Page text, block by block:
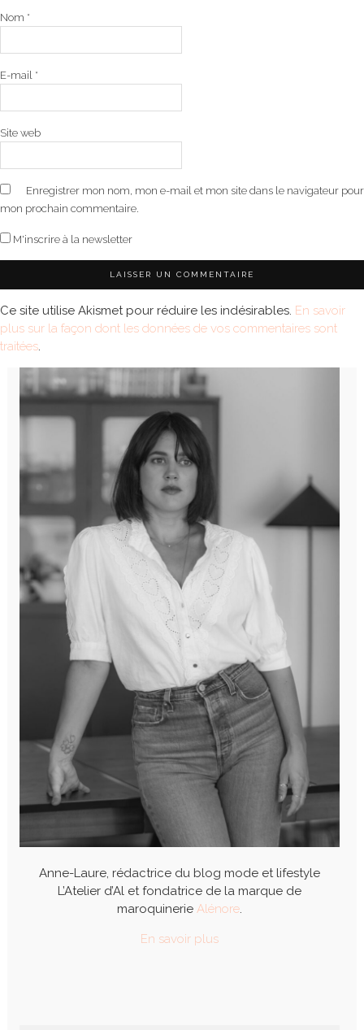
Nom *
E-mail *
Site web
Enregistrer mon nom, mon e-mail et mon site dans le navigateur pour
mon prochain commentaire.
M'inscrire à la newsletter
Ce site utilise Akismet pour réduire les indésirables. En savoir
plus sur la façon dont les données de vos commentaires sont
traitées.
Anne-Laure, rédactrice du blog mode et lifestyle
L’Atelier d’Al et fondatrice de la marque de
maroquinerie Alénore.
En savoir plus